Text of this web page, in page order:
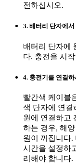
전하십시오.
3. 배터리 단자에
배터리 단자에
다. 충전을 시
4. 충전기를 연결하
빨간색 케이블
색 단자에 연결
원에 연결하고
하는 경우, 해
원이 꺼집니다.
시간을 설정하
리해야 합니다.